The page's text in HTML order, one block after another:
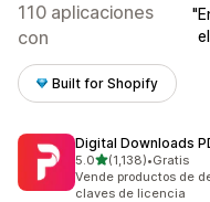
110 aplicaciones
con
Built for Shopify
Digital Downloads
5.0de 5 estrellas
(1,138)
1138 reseñas en total
•Gratis
Vende productos de
claves de licencia